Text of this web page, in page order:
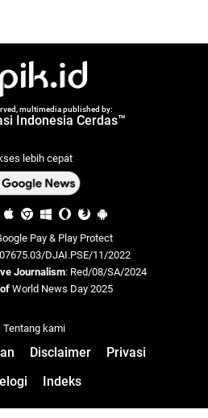
multimedia published by:
Indonesia Cerdas™
lebih cepat
Pay & Play Protect
DJAI.PSE/11/2022
Journalism: Red/08/SA/2024
World News Day 2025
Tentang kami
Disclaimer
Privasi
Indeks